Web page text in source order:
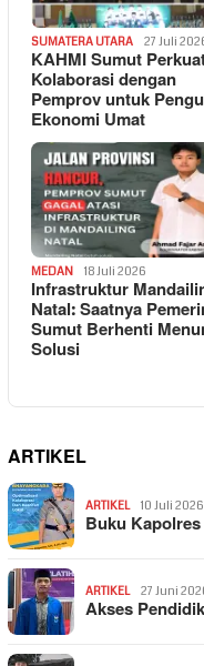
SUMATERA UTARA 27 Juli
KAHMI Sumut
Kolaborasi dengan
Pemprov untuk
Ekonomi Umat
MEDAN 18 Juli 2026
Infrastruktur
Natal: Saatnya
Sumut Berhenti
Solusi
ARTIKEL
ARTIKEL 10 Juli 2026
Buku
ARTIKEL 27 Juni
Akses